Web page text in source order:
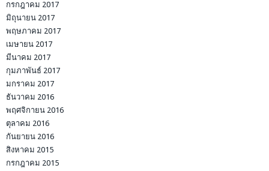
กรกฎาคม 2017
มิถุนายน 2017
พฤษภาคม 2017
เมษายน 2017
มีนาคม 2017
กุมภาพันธ์ 2017
มกราคม 2017
ธันวาคม 2016
พฤศจิกายน 2016
ตุลาคม 2016
กันยายน 2016
สิงหาคม 2015
กรกฎาคม 2015